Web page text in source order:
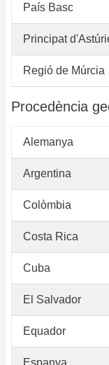
País Basc
Principat
Regió de Múrcia
Procedència
Alemanya
Argentina
Colòmbia
Costa Rica
Cuba
El Salvador
Equador
Espanya